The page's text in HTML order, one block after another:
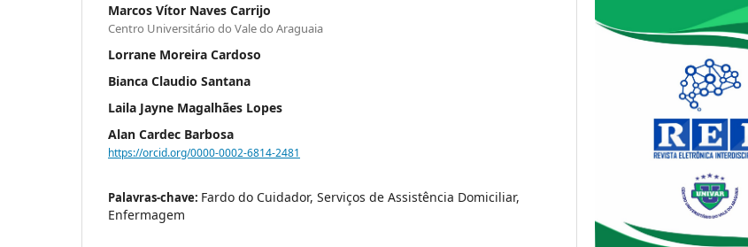
Marcos Vítor Naves Carrijo
Centro Universitário do Vale do Araguaia
Lorrane Moreira Cardoso
Bianca Claudio Santana
Laila Jayne Magalhães Lopes
Alan Cardec Barbosa
https://orcid.org/0000-0002-6814-2481
Palavras-chave: Fardo do Cuidador, Serviços de Assistência Domiciliar,
Enfermagem